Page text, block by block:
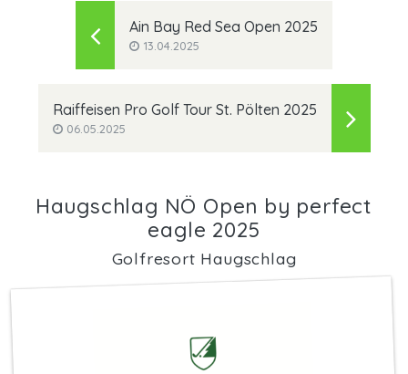
Ain Bay Red Sea Open 2025
13.04.2025
Raiffeisen Pro Golf Tour St. Pölten 2025
06.05.2025
Haugschlag NÖ Open by perfect
eagle 2025
Golfresort Haugschlag